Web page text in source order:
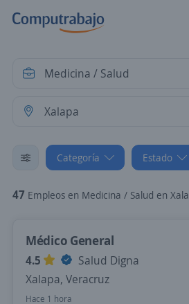
Categoría Estado
47 Empleos en Medicina / Salud en Xalapa, Veracruz
Médico General
4.5
Salud Digna
Xalapa, Veracruz
Hace 1 hora